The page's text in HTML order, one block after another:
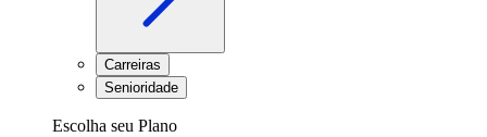
Carreiras
Senioridade
Escolha seu Plano